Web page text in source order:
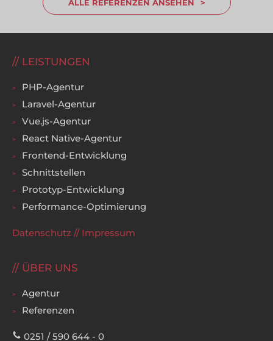
ALLE REFERENZEN ANSEHEN
LEISTUNGEN
PHP-Agentur
Laravel-Agentur
Vue.js-Agentur
React Native-Agentur
Frontend-Entwicklung
Schnittstellen
Prototyp-Entwicklung
Performance-Optimierung
Datenschutz // Impressum
ÜBER UNS
Agentur
Referenzen
0251 / 590 644 - 0